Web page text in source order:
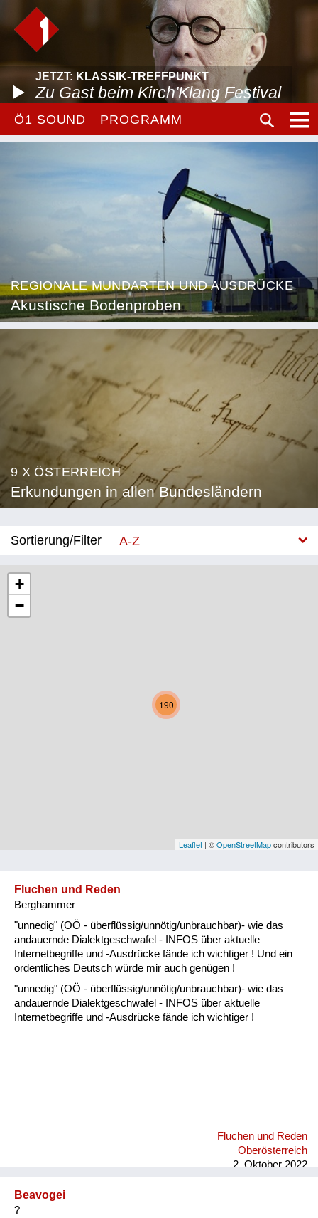
JETZT: KLASSIK-TREFFPUNKT
Zu Gast beim Kirch'Klang Festival
Ö1 SOUND PROGRAMM
REGIONALE MUNDARTEN UND AUSDRÜCKE
Akustische Bodenproben
9 X ÖSTERREICH
Erkundungen in allen Bundesländern
Sortierung/Filter
A-Z
Niederösterreich
Oberösterreich
Vorarlberg
Natur und Landwirtschaft
Fluchen und Reden
Mensch, Tier und Alltag
190
+
−
Leaflet | ©OpenStreetMapcontributors
Fluchen und Reden
Berghammer
"unnedig" (OÖ - überflüssig/unnötig/unbrauchbar)- wie das
andauernde Dialektgeschwafel - INFOS über aktuelle
Internetbegriffe und -Ausdrücke fände ich wichtiger ! Und ein
ordentliches Deutsch würde mir auch genügen !
"unnedig" (OÖ - überflüssig/unnötig/unbrauchbar)- wie das
andauernde Dialektgeschwafel - INFOS über aktuelle
Internetbegriffe und -Ausdrücke fände ich wichtiger !
Fluchen und Reden
Oberösterreich
2. Oktober 2022
Beavogei
?